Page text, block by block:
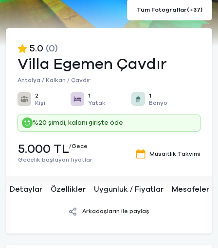
Tüm Fotoğraflar(+37)
Villa Egemen Çavdır
Antalya / Kalkan / Çavdır
5.0 (0)
2
Kişi
1
Yatak
1
Banyo
%20 şimdi, kalanı girişte öde
5.000 TL/Gece
Gecelik başlayan fiyatlar
Müsaitlik Takvimi
Detaylar Özellikler Uygunluk / Fiyatlar Mesafeler
Arkadaşların ile paylaş